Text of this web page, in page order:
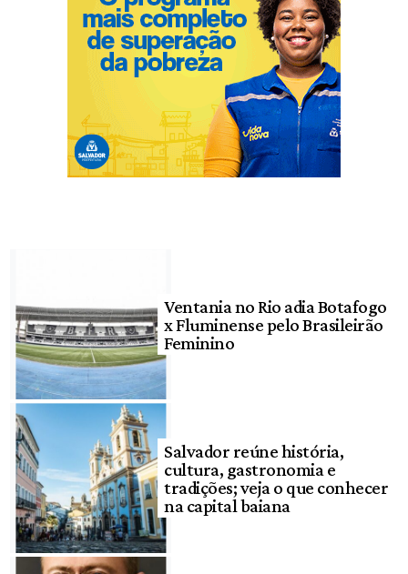
Ventania no Rio adia Botafogo
x Fluminense pelo Brasileirão
Feminino
Salvador reúne história,
cultura, gastronomia e
tradições; veja o que conhecer
na capital baiana